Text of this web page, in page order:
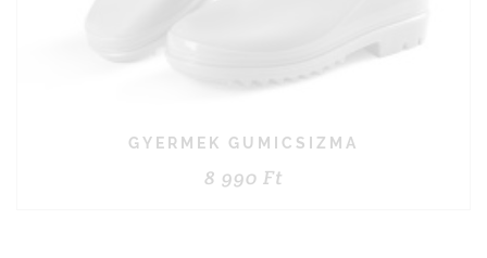
GYERMEK GUMICSIZMA
8 990 Ft